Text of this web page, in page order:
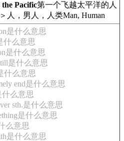
the Pacific第一个飞越太平洋的人
人，男人，人类Man, Human
是什么意思
什么意思
是什么意思
是什么意思
什么意思
end是什么意思
什么意思
sth.是什么意思
是什么意思
么意思
是什么意思